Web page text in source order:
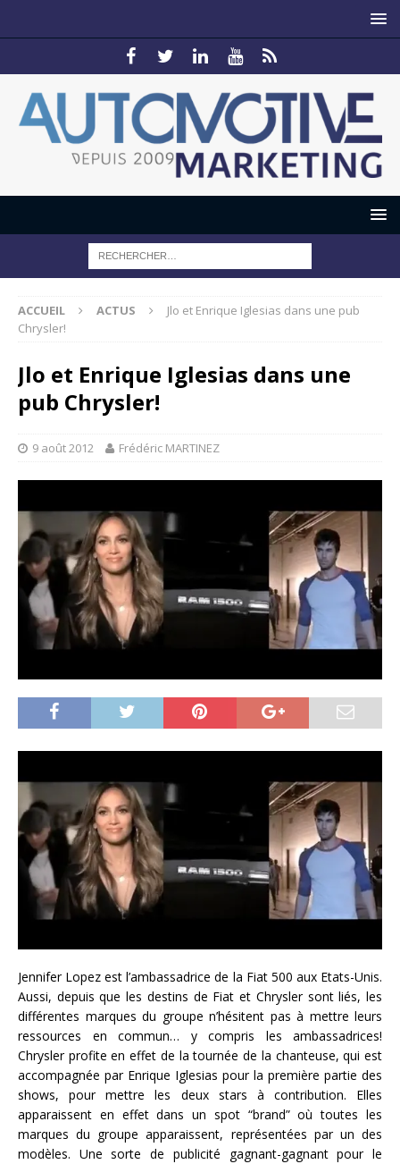
ACCUEIL ACTUS
Jlo et Enrique Iglesias dans une pub
Chrysler!
Jlo et Enrique Iglesias dans une
pub Chrysler!
9 août 2012 Frédéric MARTINEZ
Jennifer Lopez est l’ambassadrice de la Fiat 500 aux Etats-Unis.
Aussi, depuis que les destins de Fiat et Chrysler sont liés, les
différentes marques du groupe n’hésitent pas à mettre leurs
ressources en commun… y compris les ambassadrices!
Chrysler profite en effet de la tournée de la chanteuse, qui est
accompagnée par Enrique Iglesias pour la première partie des
shows, pour mettre les deux stars à contribution. Elles
apparaissent en effet dans un spot “brand” où toutes les
marques du groupe apparaissent, représentées par un des
modèles. Une sorte de publicité gagnant-gagnant pour le